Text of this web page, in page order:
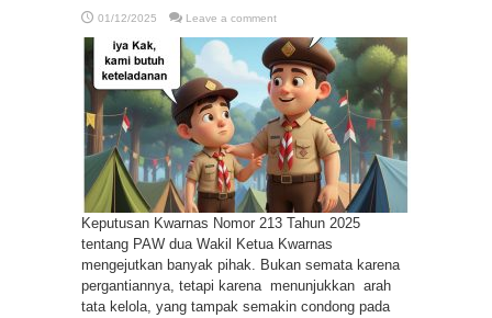
01/12/2025 Leave a comment
Keputusan Kwarnas Nomor 213 Tahun 2025
tentang PAW dua Wakil Ketua Kwarnas
mengejutkan banyak pihak. Bukan semata karena
pergantiannya, tetapi karena menunjukkan arah
tata kelola, yang tampak semakin condong pada